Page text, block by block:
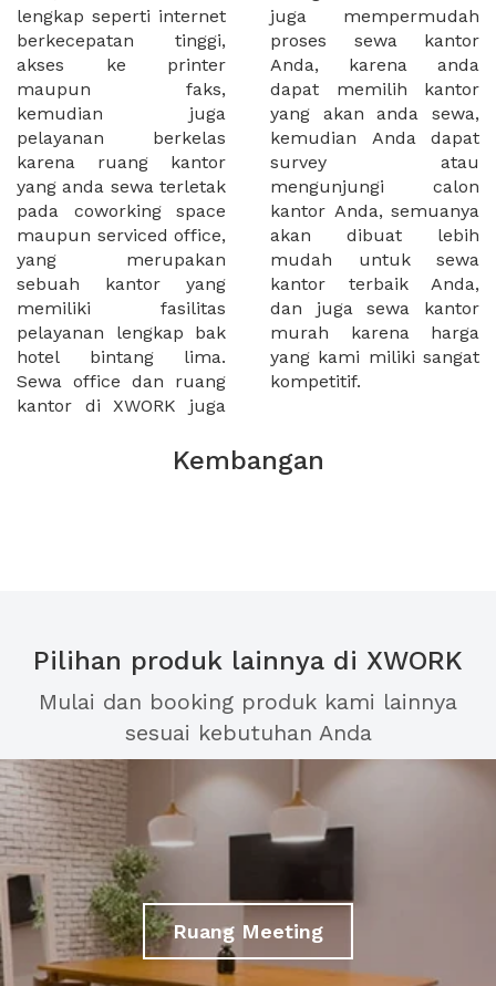
lengkap seperti internet
berkecepatan tinggi,
akses ke printer
maupun faks,
kemudian juga
pelayanan berkelas
karena ruang kantor
yang anda sewa terletak
pada coworking space
maupun serviced office,
yang merupakan
sebuah kantor yang
memiliki fasilitas
pelayanan lengkap bak
hotel bintang lima.
Sewa office dan ruang
kantor di XWORK juga
juga mempermudah
proses sewa kantor
Anda, karena anda
dapat memilih kantor
yang akan anda sewa,
kemudian Anda dapat
survey atau
mengunjungi calon
kantor Anda, semuanya
akan dibuat lebih
mudah untuk sewa
kantor terbaik Anda,
dan juga sewa kantor
murah karena harga
yang kami miliki sangat
kompetitif.
Kembangan
Pilihan produk lainnya di XWORK
Mulai dan booking produk kami lainnya
sesuai kebutuhan Anda
Ruang Meeting